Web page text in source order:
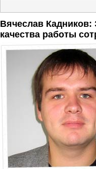
Вячеслав
качества работы